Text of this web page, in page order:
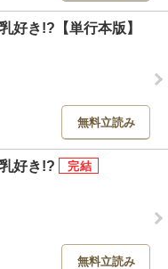
好き!?【単行本版】
無料立読み
好き!?
無料立読み